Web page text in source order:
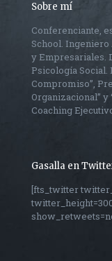
Sobre mí
Conferenciante,
School. Ingeniero
y Empresariales.
Psicología Social.
Compromiso”,
Organizacional”
Coaching
Gasalla en
[fts_twitter